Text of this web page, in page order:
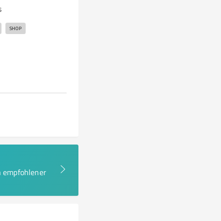
SHOP
empfohlener